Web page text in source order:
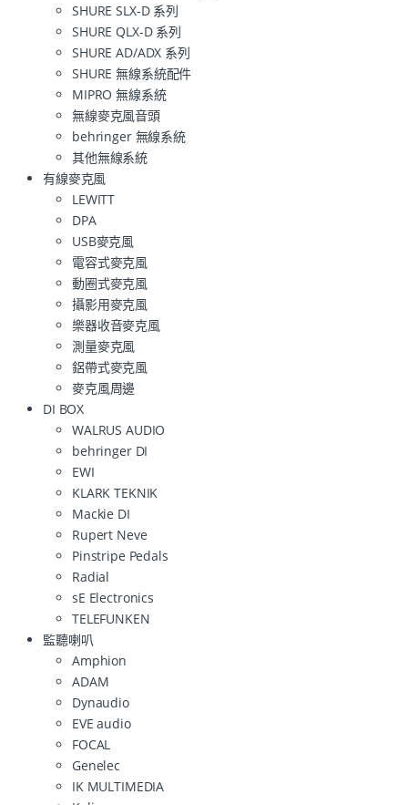
SHURE SLX-D 系列
SHURE QLX-D 系列
SHURE AD/ADX 系列
SHURE 無線系統配件
MIPRO 無線系統
無線麥克風音頭
behringer 無線系統
其他無線系統
有線麥克風
LEWITT
DPA
USB麥克風
電容式麥克風
動圈式麥克風
攝影用麥克風
樂器收音麥克風
測量麥克風
鋁帶式麥克風
麥克風周邊
DI BOX
WALRUS AUDIO
behringer DI
EWI
KLARK TEKNIK
Mackie DI
Rupert Neve
Pinstripe Pedals
Radial
sE Electronics
TELEFUNKEN
監聽喇叭
Amphion
ADAM
Dynaudio
EVE audio
FOCAL
Genelec
IK MULTIMEDIA